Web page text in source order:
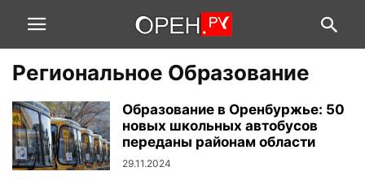
Региональное Образование
Образование в Оренбуржье: 50
новых школьных автобусов
переданы районам области
29.11.2024